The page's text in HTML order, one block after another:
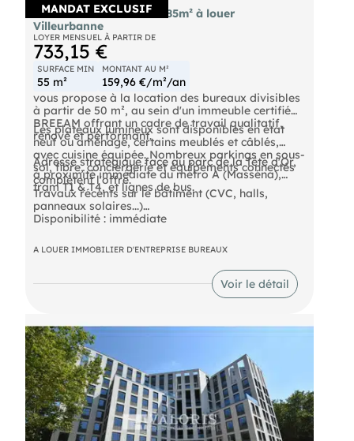
MANDAT EXCLUSIF
Bureaux divisibles de 2585m² à louer
Villeurbanne
LOYER MENSUEL À PARTIR DE
733,15 €
SURFACE MIN
55 m²
MONTANT AU M²
159,96 €/m²/an
vous propose à la location des bureaux divisibles
à partir de 50 m², au sein d'un immeuble certifié
BREEAM offrant un cadre de travail qualitatif,
rénové et performant.
Les plateaux lumineux sont disponibles en état
neuf ou aménagé, certains meublés et câblés,
avec cuisine équipée. Nombreux parkings en sous-
sol, fibre, conciergerie et équipements connectés
complètent l'offre.
Adresse stratégique face au parc de la Tête d'Or,
à proximité immédiate du métro A (Masséna),
tram T1 & T4, et lignes de bus.
Travaux récents sur le bâtiment (CVC, halls,
panneaux solaires...)
Disponibilité : immédiate
A LOUER IMMOBILIER D'ENTREPRISE BUREAUX
Voir le détail